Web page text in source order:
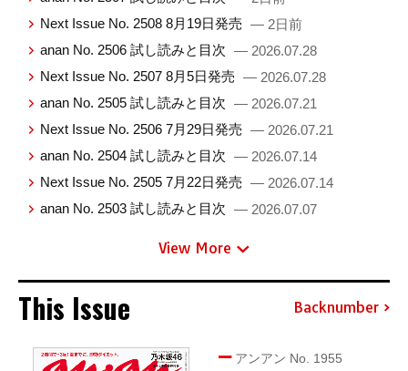
Next Issue No. 2508 8月19日発売 — 2日前
anan No. 2506 試し読みと目次 — 2026.07.28
Next Issue No. 2507 8月5日発売 — 2026.07.28
anan No. 2505 試し読みと目次 — 2026.07.21
Next Issue No. 2506 7月29日発売 — 2026.07.21
anan No. 2504 試し読みと目次 — 2026.07.14
Next Issue No. 2505 7月22日発売 — 2026.07.14
anan No. 2503 試し読みと目次 — 2026.07.07
View More
This Issue Backnumber
アンアン No. 1955